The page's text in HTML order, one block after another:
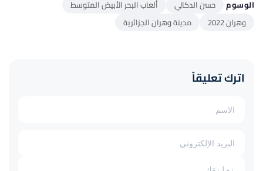
الوسوم حسن الدكالي
ألعاب البحر الأبيض المتوسط
وهران 2022
مدينة وهران الجزائرية
اترك تعليقاً